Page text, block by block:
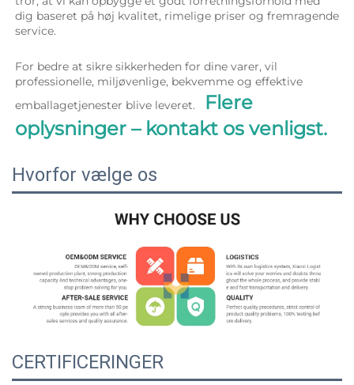
dig baseret på høj kvalitet, rimelige priser og fremragende
service.
For bedre at sikre sikkerheden for dine varer, vil
professionelle, miljøvenlige, bekvemme og effektive
emballagetjenester blive leveret.
Flere
oplysninger – kontakt os venligst.
Hvorfor vælge os
CERTIFICERINGER